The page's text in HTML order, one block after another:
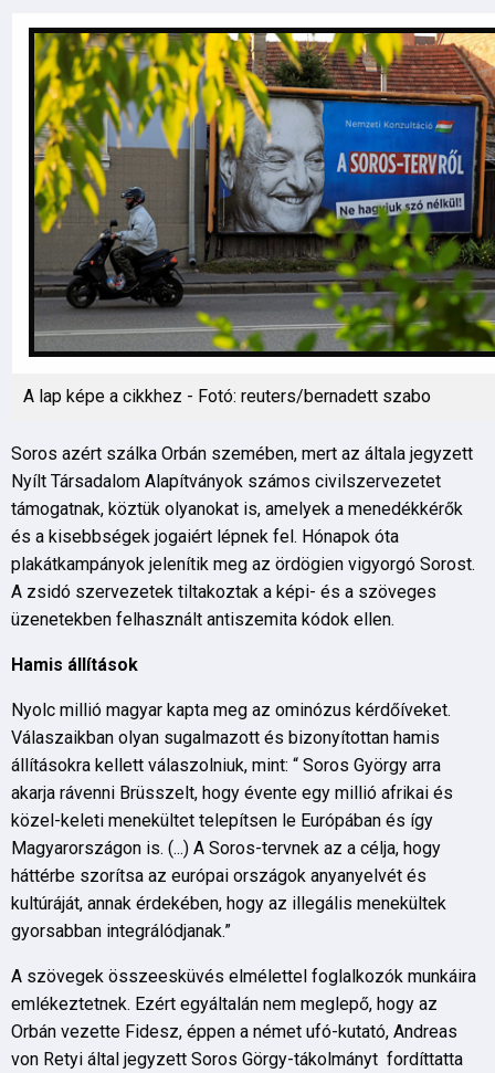
A lap képe a cikkhez - Fotó: reuters/bernadett szabo
Soros azért szálka Orbán szemében, mert az általa jegyzett
Nyílt Társadalom Alapítványok számos civilszervezetet
támogatnak, köztük olyanokat is, amelyek a menedékkérők
és a kisebbségek jogaiért lépnek fel. Hónapok óta
plakátkampányok jelenítik meg az ördögien vigyorgó Sorost.
A zsidó szervezetek tiltakoztak a képi- és a szöveges
üzenetekben felhasznált antiszemita kódok ellen.
Hamis állítások
Nyolc millió magyar kapta meg az ominózus kérdőíveket.
Válaszaikban olyan sugalmazott és bizonyítottan hamis
állításokra kellett válaszolniuk, mint: “ Soros György arra
akarja rávenni Brüsszelt, hogy évente egy millió afrikai és
közel-keleti menekültet telepítsen le Európában és így
Magyarországon is. (...) A Soros-tervnek az a célja, hogy
háttérbe szorítsa az európai országok anyanyelvét és
kultúráját, annak érdekében, hogy az illegális menekültek
gyorsabban integrálódjanak.”
A szövegek összeesküvés elmélettel foglalkozók munkáira
emlékeztetnek. Ezért egyáltalán nem meglepő, hogy az
Orbán vezette Fidesz, éppen a német ufó-kutató, Andreas
von Retyi által jegyzett Soros Görgy-tákolmányt fordíttatta